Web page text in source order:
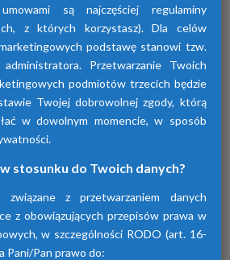
adsorpcyjne
się do osuszania
adsorpcji wilgoci. Są
seriach. Każda z nich
są najczęściej regulaminy
z których korzystasz). Dla celów
podstawę stanowi tzw.
Przetwarzanie Twoich
podmiotów trzecich będzie
Twojej dobrowolnej zgody, którą
w dowolnym momencie, w sposób
stosunku do Twoich danych?
związane z przetwarzaniem danych
z obowiązujących przepisów prawa w
w szczególności RODO (art. 16-
Pani/Pan prawo do: